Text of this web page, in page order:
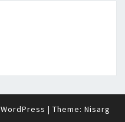
WordPress | Theme: Nisarg